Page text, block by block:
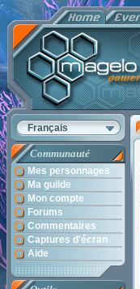
Français
Communauté
Mes personnages
Ma guilde
Mon compte
Forums
Commentaires
Captures d'écran
Aide